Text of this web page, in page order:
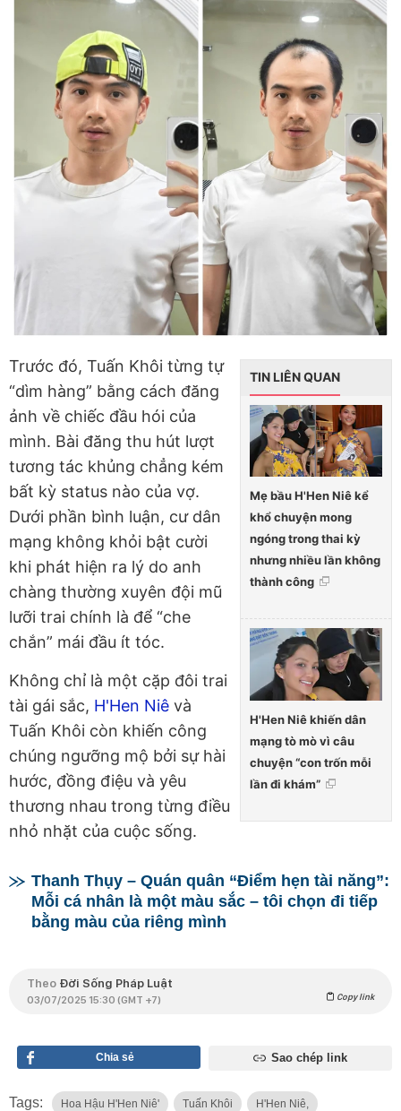
TIN LIÊN QUAN
Mẹ bầu H'Hen Niê kể
khổ chuyện mong
ngóng trong thai kỳ
nhưng nhiều lần không
thành công
H'Hen Niê khiến dân
mạng tò mò vì câu
chuyện “con trốn mỗi
lần đi khám”
Trước đó, Tuấn Khôi từng tự
“dìm hàng” bằng cách đăng
ảnh về chiếc đầu hói của
mình. Bài đăng thu hút lượt
tương tác khủng chẳng kém
bất kỳ status nào của vợ.
Dưới phần bình luận, cư dân
mạng không khỏi bật cười
khi phát hiện ra lý do anh
chàng thường xuyên đội mũ
lưỡi trai chính là để “che
chắn” mái đầu ít tóc.
Không chỉ là một cặp đôi trai
tài gái sắc, H'Hen Niê và
Tuấn Khôi còn khiến công
chúng ngưỡng mộ bởi sự hài
hước, đồng điệu và yêu
thương nhau trong từng điều
nhỏ nhặt của cuộc sống.
Thanh Thụy – Quán quân “Điểm hẹn tài năng”:
Mỗi cá nhân là một màu sắc – tôi chọn đi tiếp
bằng màu của riêng mình
Theo Đời Sống Pháp Luật
03/07/2025 15:30 (GMT +7) Copy link
Chia sẻ Sao chép link
Tags: Hoa Hậu H'Hen Niê' Tuấn Khôi H'Hen Niê,